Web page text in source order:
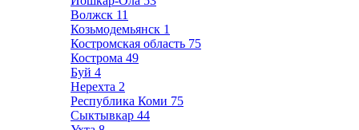
Волжск 11
Козьмодемьянск 1
Костромская область 75
Кострома 49
Буй 4
Нерехта 2
Республика Коми 75
Сыктывкар 44